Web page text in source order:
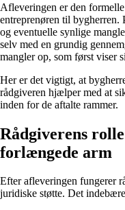
Afleveringen er den
entreprenøren til bygherren.
og eventuelle synlige
selv med en grundig
mangler op, som først viser
Her er det vigtigt, at
rådgiveren hjælper med at
inden for de aftalte rammer.
Rådgiverens
forlængede arm
Efter afleveringen fungerer
juridiske støtte. Det